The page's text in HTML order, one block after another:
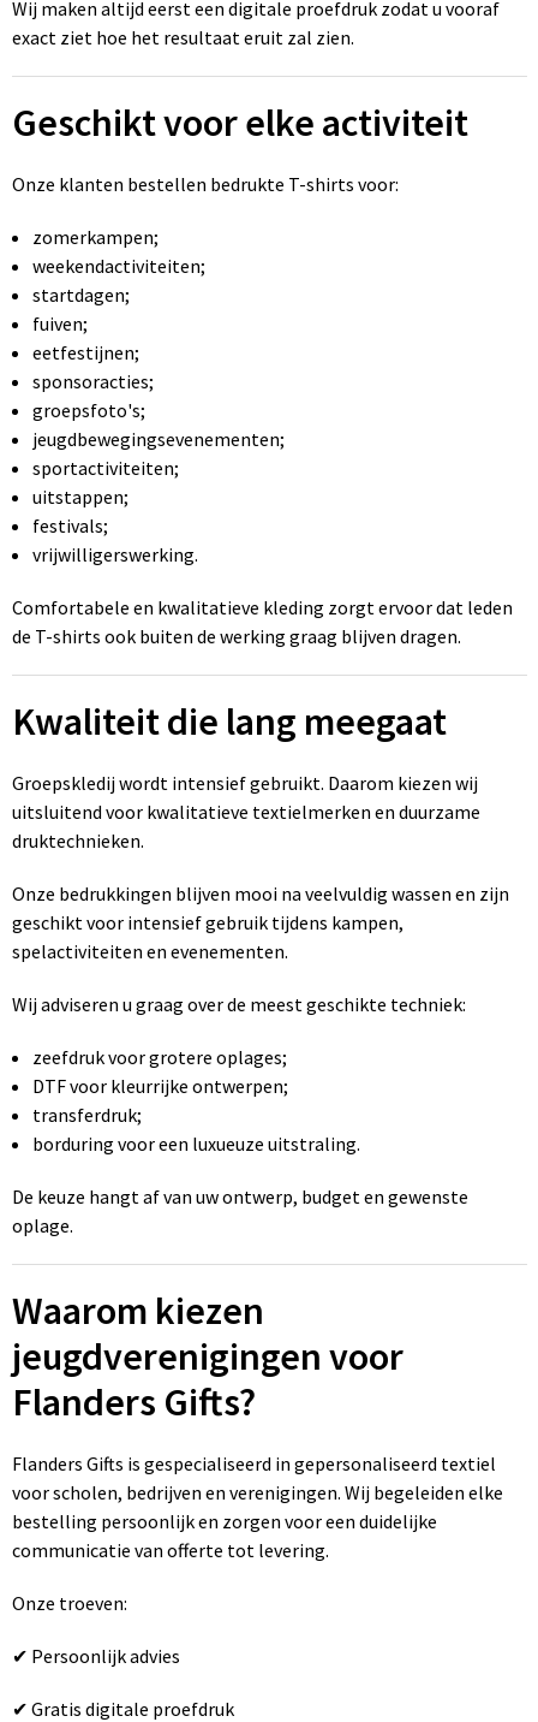
Wij maken altijd eerst een digitale proefdruk zodat u vooraf
exact ziet hoe het resultaat eruit zal zien.
Geschikt voor elke activiteit
Onze klanten bestellen bedrukte T-shirts voor:
zomerkampen;
weekendactiviteiten;
startdagen;
fuiven;
eetfestijnen;
sponsoracties;
groepsfoto's;
jeugdbewegingsevenementen;
sportactiviteiten;
uitstappen;
festivals;
vrijwilligerswerking.
Comfortabele en kwalitatieve kleding zorgt ervoor dat leden
de T-shirts ook buiten de werking graag blijven dragen.
Kwaliteit die lang meegaat
Groepskledij wordt intensief gebruikt. Daarom kiezen wij
uitsluitend voor kwalitatieve textielmerken en duurzame
druktechnieken.
Onze bedrukkingen blijven mooi na veelvuldig wassen en zijn
geschikt voor intensief gebruik tijdens kampen,
spelactiviteiten en evenementen.
Wij adviseren u graag over de meest geschikte techniek:
zeefdruk voor grotere oplages;
DTF voor kleurrijke ontwerpen;
transferdruk;
borduring voor een luxueuze uitstraling.
De keuze hangt af van uw ontwerp, budget en gewenste
oplage.
Waarom kiezen
jeugdverenigingen voor
Flanders Gifts?
Flanders Gifts is gespecialiseerd in gepersonaliseerd textiel
voor scholen, bedrijven en verenigingen. Wij begeleiden elke
bestelling persoonlijk en zorgen voor een duidelijke
communicatie van offerte tot levering.
Onze troeven:
✔ Persoonlijk advies
✔ Gratis digitale proefdruk